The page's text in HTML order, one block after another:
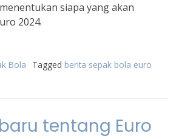
siapa yang akan
2024.
Bola Tagged berita sepak bola euro
tentang Euro